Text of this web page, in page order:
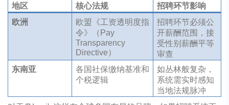
地区
核心法规
招聘环节影响
欧洲
欧盟《工资透明度指
令》（Pay
Transparency
Directive）
招聘环节必须公
开薪酬范围，接
受性别薪酬平等
审查
东南亚
各国社保缴纳基准和
个税逻辑
如丛林般复杂，
系统需实时感知
当地法规脉冲